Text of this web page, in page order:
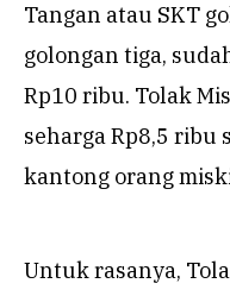
Tangan atau SKT
golongan tiga,
Rp10 ribu. Tolak
seharga Rp8,5 ribu
kantong orang
Untuk rasanya,